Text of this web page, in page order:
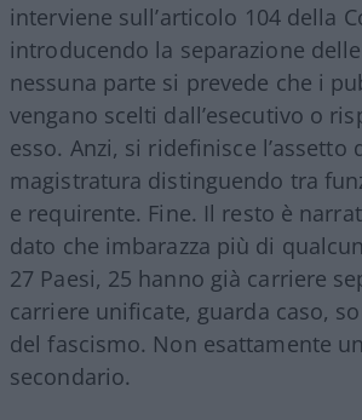
interviene sull’articolo 104 della
introducendo la separazione
nessuna parte si prevede che i
vengano scelti dall’esecutivo o
esso. Anzi, si ridefinisce l’assetto
magistratura distinguendo tra
e requirente. Fine. Il resto è
dato che imbarazza più di
27 Paesi, 25 hanno già carriere
carriere unificate, guarda caso,
del fascismo. Non esattamente
secondario.